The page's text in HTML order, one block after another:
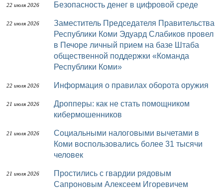
22 июля 2026 Безопасность денег в цифровой среде
22 июля 2026
Заместитель Председателя Правительства
Республики Коми Эдуард Слабиков провел
в Печоре личный прием на базе Штаба
общественной поддержки «Команда
Республики Коми»
22 июля 2026 Информация о правилах оборота оружия
21 июля 2026
Дропперы: как не стать помощником
кибермошенников
21 июля 2026
Социальными налоговыми вычетами в
Коми воспользовались более 31 тысячи
человек
21 июля 2026
Простились с гвардии рядовым
Сапроновым Алексеем Игоревичем